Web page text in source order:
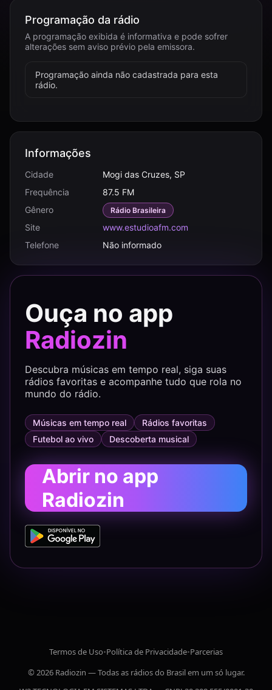
Programação da rádio
A programação exibida é informativa e pode sofrer
alterações sem aviso prévio pela emissora.
Programação ainda não cadastrada para esta
rádio.
Informações
Cidade
Mogi das Cruzes, SP
Frequência
87.5 FM
Gênero
Rádio Brasileira
Site
www.estudioafm.com
Telefone
Não informado
Ouça no app
Radiozin
Descubra músicas em tempo real, siga suas
rádios favoritas e acompanhe tudo que rola no
mundo do rádio.
Músicas em tempo real
Rádios favoritas
Futebol ao vivo
Descoberta musical
Abrir no app
Radiozin
Termos de Uso•Política de Privacidade•Parcerias
© 2026 Radiozin — Todas as rádios do Brasil em um só lugar.